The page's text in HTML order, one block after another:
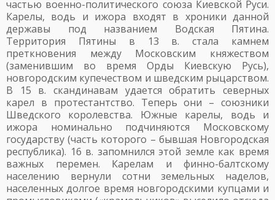
частью военно-политического союза Киевской Руси.
Карелы, водь и ижора входят в хроники данной
державы под названием Водская Пятина.
Территория Пятины в 13 в. стала камнем
преткновения между Московским княжеством
(заменившим во время Орды Киевскую Русь),
новгородским купечеством и шведским рыцарством.
В 15 в. скандинавам удается обратить северных
карел в протестантство. Теперь они – союзники
Шведского королевства. Южные карелы, водь и
ижора номинально подчиняются Московскому
государству (часть которого – бывшая Новгородская
республика). 16 в. запомнился этой земле как время
важных перемен. Карелам и финно-балтскому
населению вернули сотни земельных наделов,
населенных долгое время новгородскими купцами и